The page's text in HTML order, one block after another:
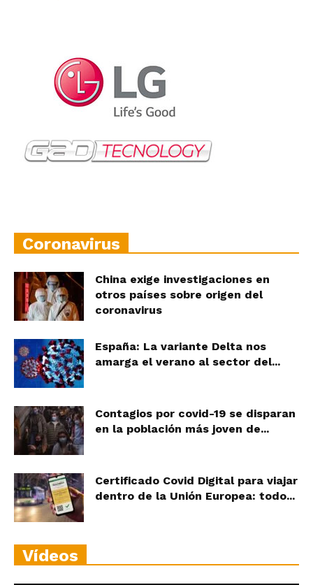
Coronavirus
China exige investigaciones en
otros países sobre origen del
coronavirus
España: La variante Delta nos
amarga el verano al sector del...
Contagios por covid-19 se disparan
en la población más joven de...
Certificado Covid Digital para viajar
dentro de la Unión Europea: todo...
Vídeos